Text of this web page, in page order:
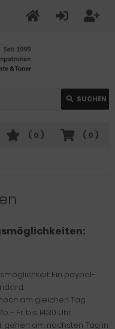
SUCHEN
( 0 )
( 0 )
Ein paypal-
am gleichen Tag
- Fr. bis 14:30 Uhr
gehen am nächsten Tag in